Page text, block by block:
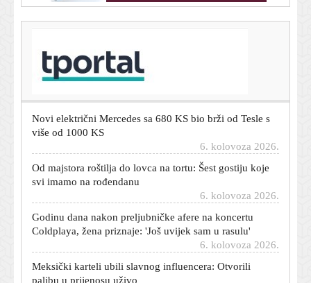
Mislite da su to valovi ili sunce? Nećete vjerovati što je
zapravo najopasnija stvar za djecu na plaži
više od 1000 KS
Od majstora roštilja do lovca na tortu: Šest gostiju koje
svi imamo na rođendanu
Godinu dana nakon preljubničke afere na koncertu
Coldplaya, žena priznaje: 'Još uvijek sam u rasulu'
6. kolovoza 2026.
Meksički karteli ubili slavnog influencera: Otvorili
paljbu u prijenosu uživo